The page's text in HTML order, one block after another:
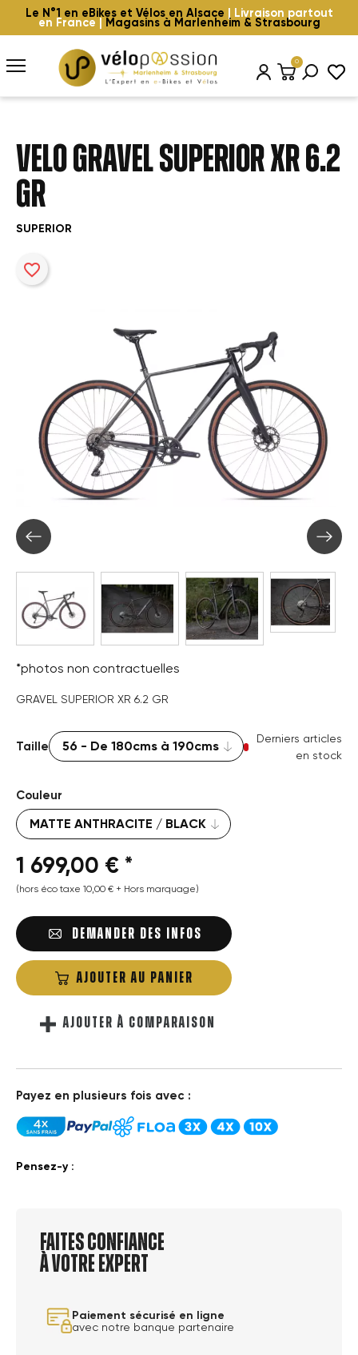
Le N°1 en eBikes et Vélos en Alsace | Livraison partout
en France | Magasins à Marlenheim & Strasbourg
0
VELO GRAVEL SUPERIOR XR 6.2
GR
SUPERIOR
favorite_border
*photos non contractuelles
GRAVEL SUPERIOR XR 6.2 GR
Taille
Derniers articles
en stock
Couleur
1 699,00 € *
(hors éco taxe 10,00 € + Hors marquage)
DEMANDER DES INFOS
AJOUTER AU PANIER
AJOUTER À COMPARAISON
Payez en plusieurs fois avec :
Pensez-y :
Faites confiance
à votre expert
Paiement sécurisé en ligne
avec notre banque partenaire